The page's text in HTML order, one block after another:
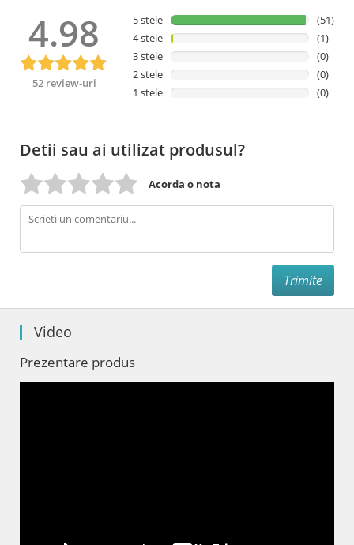
4.98
52 review-uri
5 stele
(51)
4 stele
(1)
3 stele
(0)
2 stele
(0)
1 stele
(0)
Detii sau ai utilizat produsul?
Acorda o nota
Video
Prezentare produs